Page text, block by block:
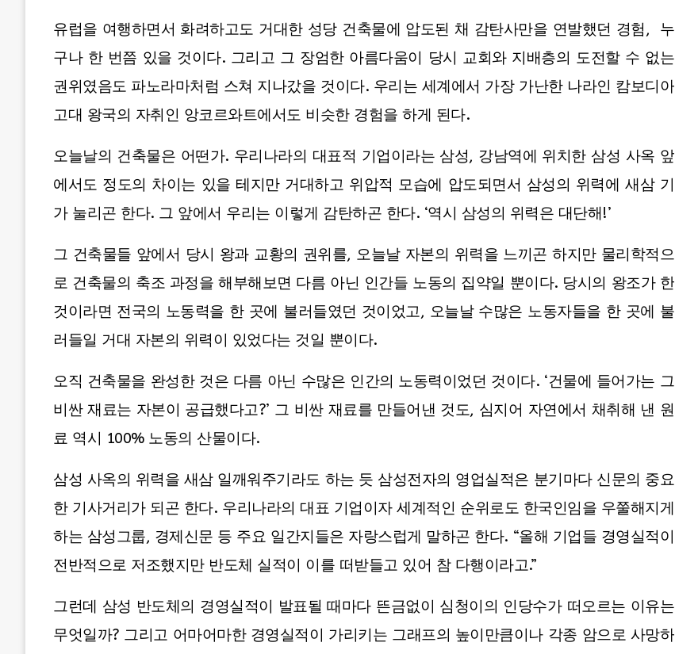
유럽을 여행하면서 화려하고도 거대한 성당 건축물에 압도된 채 감탄사만을 연발했던 경험, 누
구나 한 번쯤 있을 것이다. 그리고 그 장엄한 아름다움이 당시 교회와 지배층의 도전할 수 없는
권위였음도 파노라마처럼 스쳐 지나갔을 것이다. 우리는 세계에서 가장 가난한 나라인 캄보디아
고대 왕국의 자취인 앙코르와트에서도 비슷한 경험을 하게 된다.
오늘날의 건축물은 어떤가. 우리나라의 대표적 기업이라는 삼성, 강남역에 위치한 삼성 사옥 앞
에서도 정도의 차이는 있을 테지만 거대하고 위압적 모습에 압도되면서 삼성의 위력에 새삼 기
가 눌리곤 한다. 그 앞에서 우리는 이렇게 감탄하곤 한다. ‘역시 삼성의 위력은 대단해!’
그 건축물들 앞에서 당시 왕과 교황의 권위를, 오늘날 자본의 위력을 느끼곤 하지만 물리학적으
로 건축물의 축조 과정을 해부해보면 다름 아닌 인간들 노동의 집약일 뿐이다. 당시의 왕조가 한
것이라면 전국의 노동력을 한 곳에 불러들였던 것이었고, 오늘날 수많은 노동자들을 한 곳에 불
러들일 거대 자본의 위력이 있었다는 것일 뿐이다.
오직 건축물을 완성한 것은 다름 아닌 수많은 인간의 노동력이었던 것이다. ‘건물에 들어가는 그
비싼 재료는 자본이 공급했다고?’ 그 비싼 재료를 만들어낸 것도, 심지어 자연에서 채취해 낸 원
료 역시 100% 노동의 산물이다.
삼성 사옥의 위력을 새삼 일깨워주기라도 하는 듯 삼성전자의 영업실적은 분기마다 신문의 중요
한 기사거리가 되곤 한다. 우리나라의 대표 기업이자 세계적인 순위로도 한국인임을 우쭐해지게
하는 삼성그룹, 경제신문 등 주요 일간지들은 자랑스럽게 말하곤 한다. “올해 기업들 경영실적이
전반적으로 저조했지만 반도체 실적이 이를 떠받들고 있어 참 다행이라고.”
그런데 삼성 반도체의 경영실적이 발표될 때마다 뜬금없이 심청이의 인당수가 떠오르는 이유는
무엇일까? 그리고 어마어마한 경영실적이 가리키는 그래프의 높이만큼이나 각종 암으로 사망하